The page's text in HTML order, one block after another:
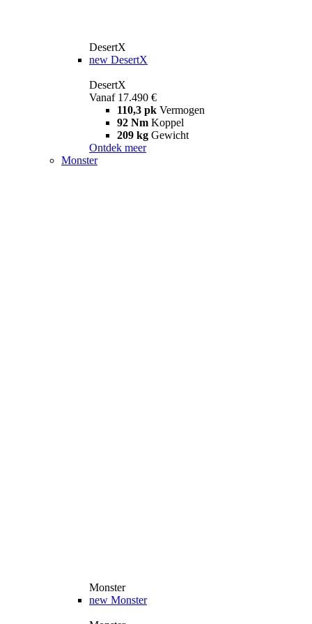
DesertX
new DesertX
DesertX
Vanaf 17.490 €
110,3 pk Vermogen
92 Nm Koppel
209 kg Gewicht
Ontdek meer
Monster
Monster
new Monster